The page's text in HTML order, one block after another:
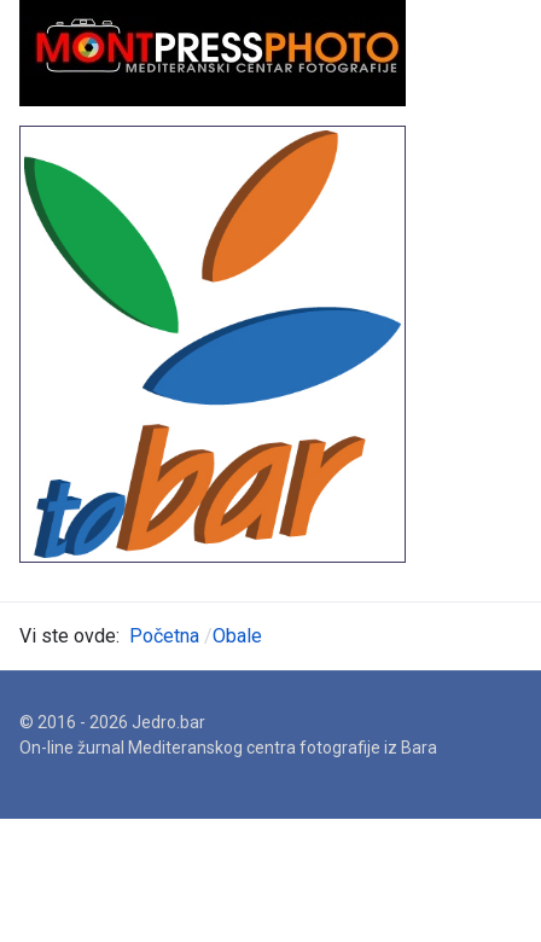
Vi ste ovde: Početna Obale
© 2016 - 2026 Jedro.bar
On-line žurnal Mediteranskog centra fotografije iz Bara